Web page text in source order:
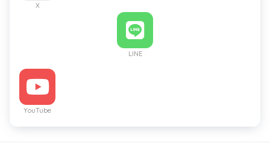
X
LINE
YouTube